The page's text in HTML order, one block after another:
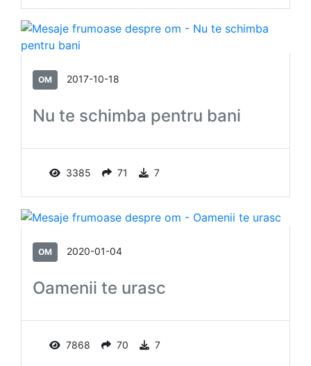
OM 2017-10-18
Nu te schimba pentru bani
3385 71 7
OM 2020-01-04
Oamenii te urasc
7868 70 7